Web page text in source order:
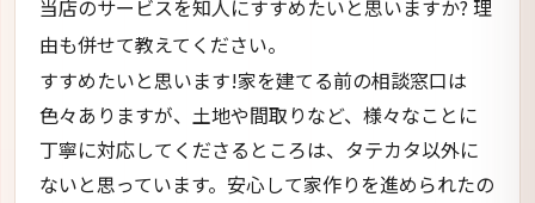
当店のサービスを知人にすすめたいと思いますか? 理
由も併せて教えてください。
すすめたいと思います!家を建てる前の相談窓口は
色々ありますが、土地や間取りなど、様々なことに
丁寧に対応してくださるところは、タテカタ以外に
ないと思っています。安心して家作りを進められたの